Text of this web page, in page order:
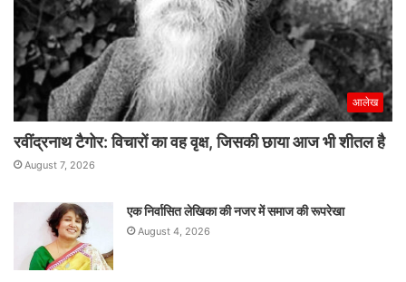
आलेख
रवींद्रनाथ टैगोर: विचारों का वह वृक्ष, जिसकी छाया आज भी शीतल है
August 7, 2026
एक निर्वासित लेखिका की नजर में समाज की रूपरेखा
August 4, 2026